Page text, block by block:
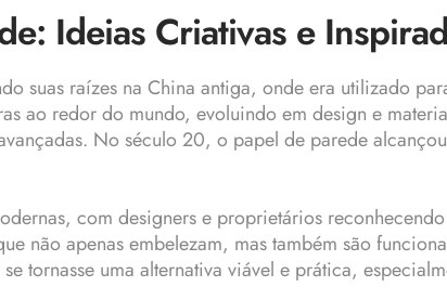
Ideias Criativas e
suas raízes na China antiga, onde era utilizado
ao redor do mundo, evoluindo em design e
No século 20, o papel de parede
com designers e proprietários
não apenas embelezam, mas também são
tornasse uma alternativa viável e prática,